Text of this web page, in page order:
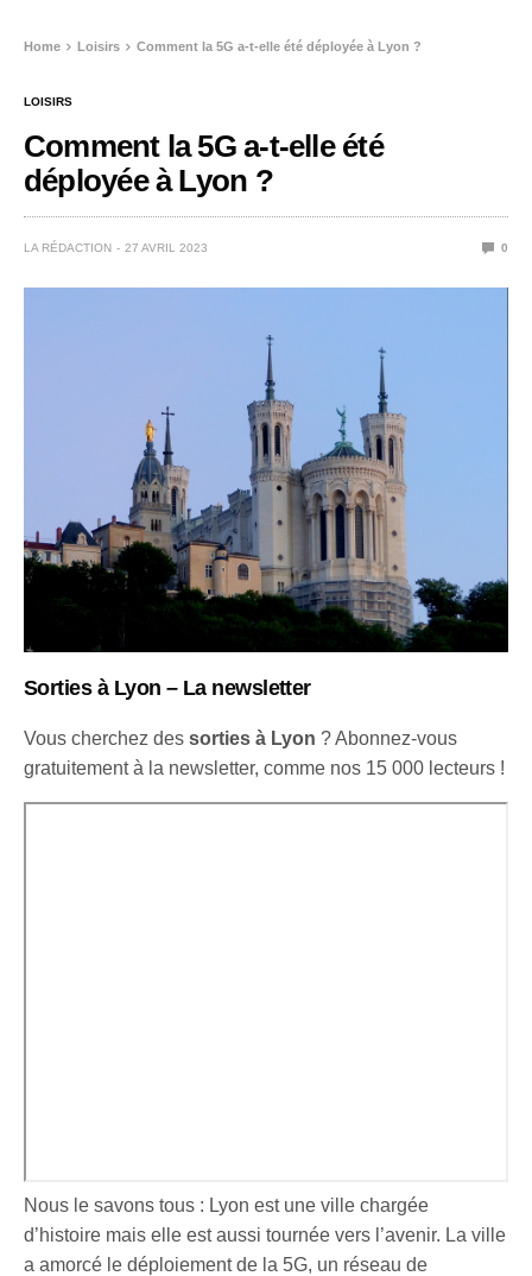
Home Loisirs Comment la 5G a-t-elle été déployée à Lyon ?
LOISIRS
Comment la 5G a-t-elle été
déployée à Lyon ?
LA RÉDACTION 27 AVRIL 2023 0
Sorties à Lyon – La newsletter
Vous cherchez dessorties à Lyon ? Abonnez-vous
gratuitement à la newsletter, comme nos 15 000 lecteurs !
Nous le savons tous : Lyon est une ville chargée
d’histoire mais elle est aussi tournée vers l’avenir. La ville
a amorcé le déploiement de la 5G, un réseau de